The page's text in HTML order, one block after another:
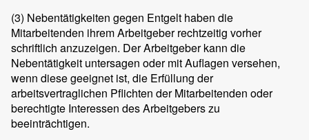
(3) Nebentätigkeiten gegen Entgelt haben die
Mitarbeitenden ihrem Arbeitgeber rechtzeitig vorher
schriftlich anzuzeigen. Der Arbeitgeber kann die
Nebentätigkeit untersagen oder mit Auflagen versehen,
wenn diese geeignet ist, die Erfüllung der
arbeitsvertraglichen Pflichten der Mitarbeitenden oder
berechtigte Interessen des Arbeitgebers zu
beeinträchtigen.